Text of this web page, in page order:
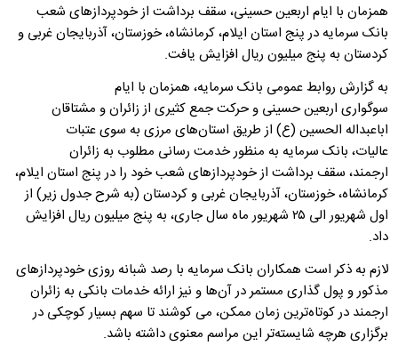
همزمان با ایام اربعین حسینی، سقف برداشت از خودپردازهای شعب
بانک سرمایه در پنج استان ایلام، کرمانشاه، خوزستان، آذربایجان غربی و
کردستان به پنج میلیون ریال افزایش یافت.
به گزارش روابط عمومی بانک سرمایه، همزمان با ایام
سوگواری اربعین حسینی و حرکت جمع کثیری از زائران و مشتاقان
اباعبداله الحسین (ع) از طریق استان‌های مرزی به سوی عتبات
عالیات، بانک سرمایه به منظور خدمت رسانی مطلوب به زائران
ارجمند، سقف برداشت از خودپردازهای شعب خود را در پنج استان ایلام،
کرمانشاه، خوزستان، آذربایجان غربی و کردستان (به شرح جدول زیر) از
اول شهریور الی ۲۵ شهریور ماه سال جاری، به پنج میلیون ریال افزایش
داد.
لازم به ذکر است همکاران بانک سرمایه با رصد شبانه روزی خودپردازهای
مذکور و پول گذاری مستمر در آن‌ها و نیز ارائه خدمات بانکی به زائران
ارجمند در کوتاه‌ترین زمان ممکن، می کوشند تا سهم بسیار کوچکی در
برگزاری هرچه شایسته‌تر این مراسم معنوی داشته باشد.